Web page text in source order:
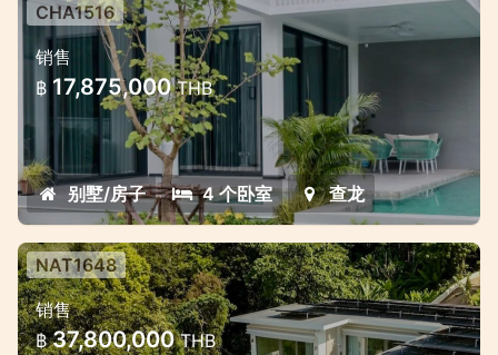
普吉岛查龙智能科技现代别墅
普吉岛查龙智能科技现代别墅
CHA1516
销售
฿ 17,875,000THB
别墅/房子 4 个卧室 查龙
奢华私人泳池别墅 — 距离奈通海滩仅
600米，兼具私密性与投资潜力
NAT1648
销售
฿ 37,800,000THB